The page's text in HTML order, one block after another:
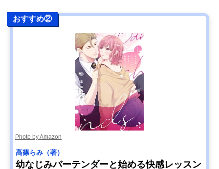
おすすめ②
Photo by Amazon
高篠らみ（著）
幼なじみバーテンダーと始める快感レッスン